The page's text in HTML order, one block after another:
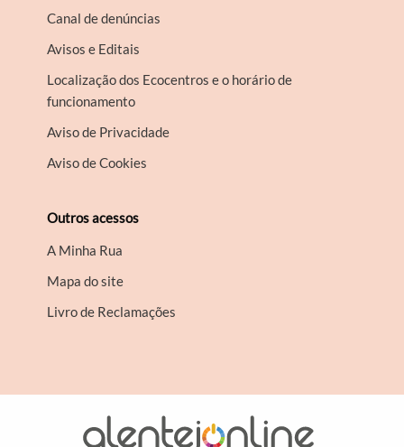
Canal de denúncias
Avisos e Editais
Localização dos Ecocentros e o horário de
funcionamento
Aviso de Privacidade
Aviso de Cookies
Outros acessos
A Minha Rua
Mapa do site
Livro de Reclamações